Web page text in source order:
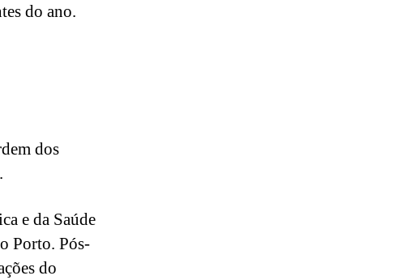
do ano.
dos
e da Saúde
Porto. Pós-
do